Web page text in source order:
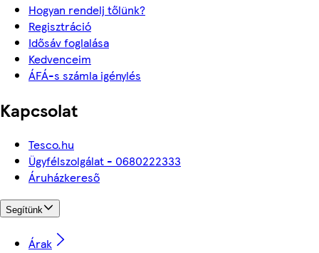
Hogyan rendelj tőlünk?
Regisztráció
Idősáv foglalása
Kedvenceim
ÁFÁ-s számla igénylés
Kapcsolat
Tesco.hu
Ügyfélszolgálat - 0680222333
Áruházkereső
Segítünk
Árak